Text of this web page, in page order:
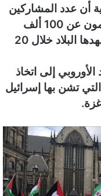
أن عدد المشاركين
بلغ 70 ألف شخص. وتحدث المنظمون عن 100 ألف
شخص، مما يجعلها أكبر مسيرة تشهدها البلاد خلال 20
إلى اتخاذ
تشن بها إسرائيل